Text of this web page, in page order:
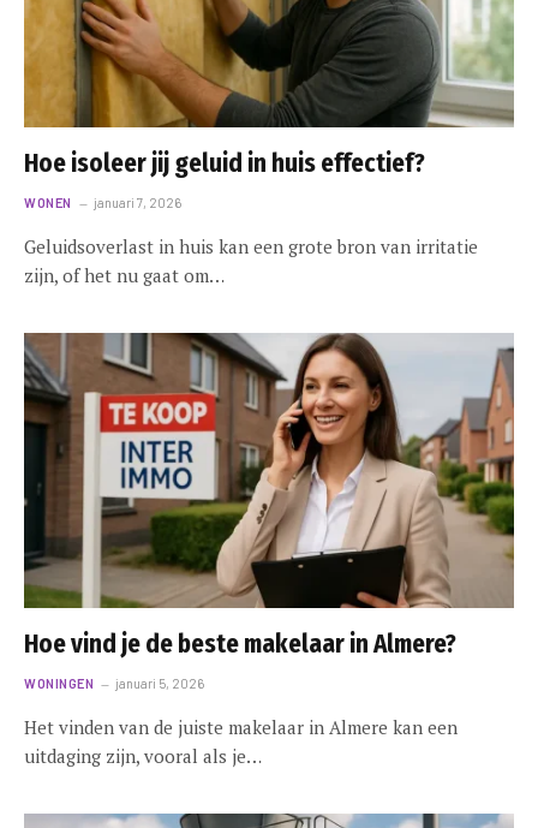
Hoe isoleer jij geluid in huis effectief?
WONEN januari 7, 2026
Geluidsoverlast in huis kan een grote bron van irritatie
zijn, of het nu gaat om…
Hoe vind je de beste makelaar in Almere?
WONINGEN januari 5, 2026
Het vinden van de juiste makelaar in Almere kan een
uitdaging zijn, vooral als je…